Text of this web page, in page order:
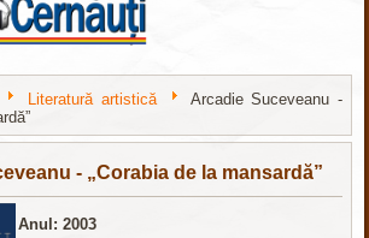
Literatură artistică
Arcadie Suceveanu -
- „Corabia de la mansardă”
Anul: 2003